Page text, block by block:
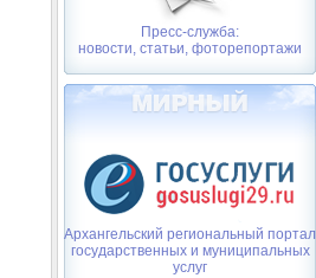
Пресс-служба:
новости, статьи, фоторепортажи
Архангельский региональный портал
государственных и муниципальных
услуг